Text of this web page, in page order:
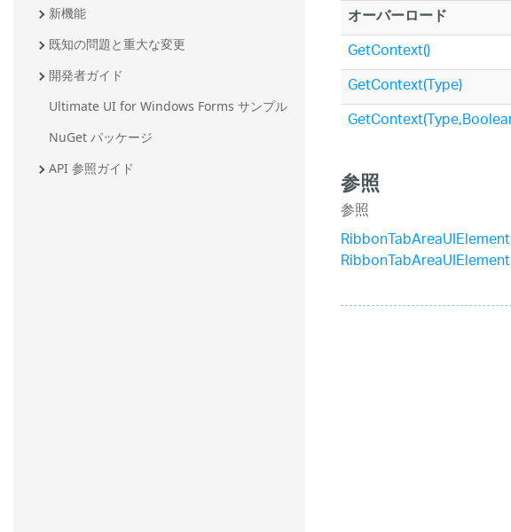
新機能
既知の問題と重大な変更
開発者ガイド
Ultimate UI for Windows Forms サンプル
NuGet パッケージ
API 参照ガイド
オーバーロード
GetContext()
GetContext(Type)
参照
参照